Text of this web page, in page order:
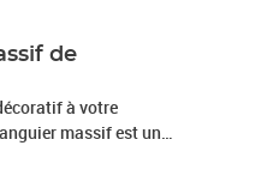
de
à votre
massif est un
Ses belles